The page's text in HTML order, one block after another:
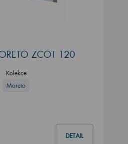
ZCOT 120
Kolekce
Moreto
DETAIL